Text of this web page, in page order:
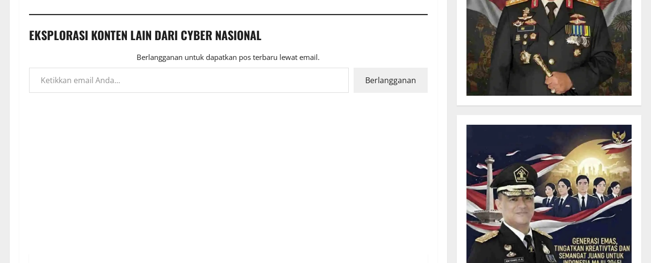
EKSPLORASI KONTEN LAIN DARI CYBER NASIONAL
Berlangganan untuk dapatkan pos terbaru lewat email.
Ketikkan email Anda...
Berlangganan